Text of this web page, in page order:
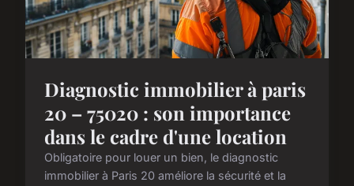
Diagnostic immobilier à paris
20 – 75020 : son importance
dans le cadre d'une location
Obligatoire pour louer un bien, le diagnostic
immobilier à Paris 20 améliore la sécurité et la